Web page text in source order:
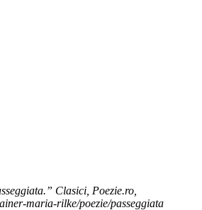
Clasici, Poezie.ro,
maria-rilke/poezie/passeggiata